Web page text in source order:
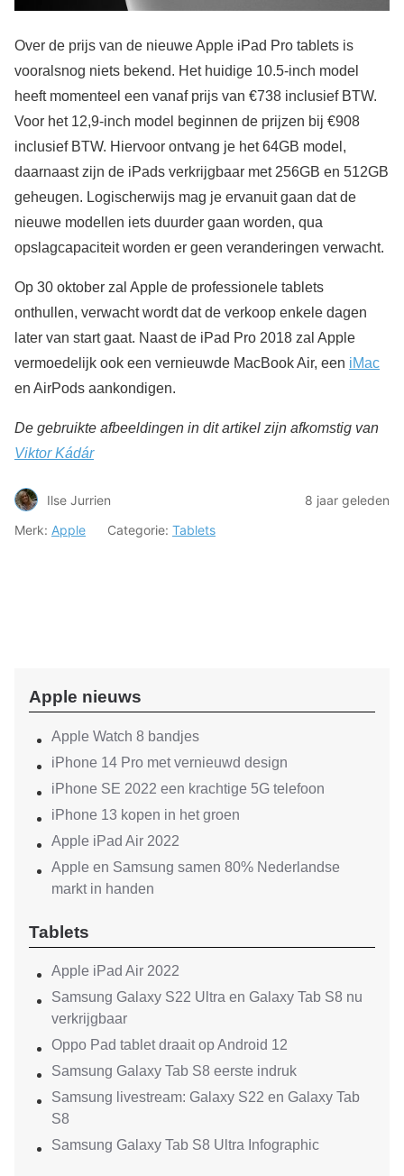
Over de prijs van de nieuwe Apple iPad Pro tablets is
vooralsnog niets bekend. Het huidige 10.5-inch model
heeft momenteel een vanaf prijs van €738 inclusief BTW.
Voor het 12,9-inch model beginnen de prijzen bij €908
inclusief BTW. Hiervoor ontvang je het 64GB model,
daarnaast zijn de iPads verkrijgbaar met 256GB en 512GB
geheugen. Logischerwijs mag je ervanuit gaan dat de
nieuwe modellen iets duurder gaan worden, qua
opslagcapaciteit worden er geen veranderingen verwacht.
Op 30 oktober zal Apple de professionele tablets
onthullen, verwacht wordt dat de verkoop enkele dagen
later van start gaat. Naast de iPad Pro 2018 zal Apple
vermoedelijk ook een vernieuwde MacBook Air, een iMac
en AirPods aankondigen.
De gebruikte afbeeldingen in dit artikel zijn afkomstig van
Viktor Kádár
Ilse Jurrien
8 jaar geleden
Merk: Apple Categorie: Tablets
Apple nieuws
Apple Watch 8 bandjes
iPhone 14 Pro met vernieuwd design
iPhone SE 2022 een krachtige 5G telefoon
iPhone 13 kopen in het groen
Apple iPad Air 2022
Apple en Samsung samen 80% Nederlandse
markt in handen
Tablets
Apple iPad Air 2022
Samsung Galaxy S22 Ultra en Galaxy Tab S8 nu
verkrijgbaar
Oppo Pad tablet draait op Android 12
Samsung Galaxy Tab S8 eerste indruk
Samsung livestream: Galaxy S22 en Galaxy Tab
S8
Samsung Galaxy Tab S8 Ultra Infographic